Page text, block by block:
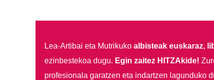
Lea-Artibai eta Mutrikuko albisteak euskaraz,
ezinbestekoa dugu. Egin zaitez HITZAkide!
profesionala garatzen eta indartzen lagunduko